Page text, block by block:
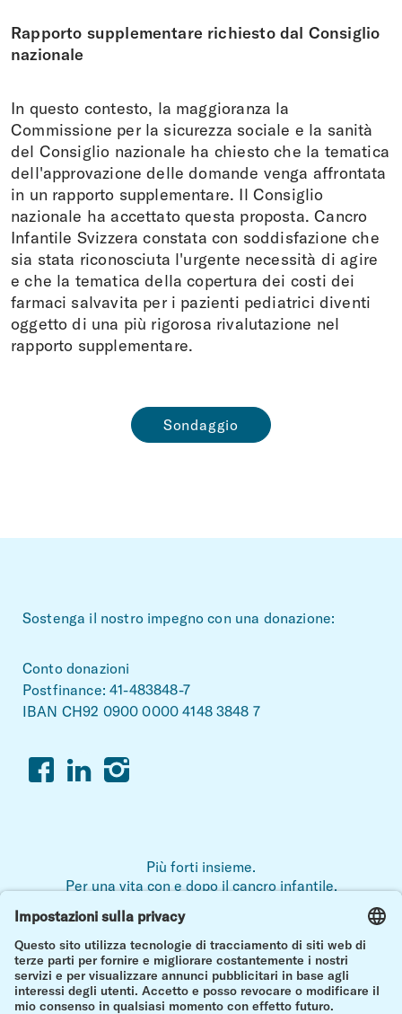
Rapporto supplementare richiesto dal Consiglio
nazionale
In questo contesto, la maggioranza la
Commissione per la sicurezza sociale e la sanità
del Consiglio nazionale ha chiesto che la tematica
dell'approvazione delle domande venga affrontata
in un rapporto supplementare. Il Consiglio
nazionale ha accettato questa proposta. Cancro
Infantile Svizzera constata con soddisfazione che
sia stata riconosciuta l'urgente necessità di agire
e che la tematica della copertura dei costi dei
farmaci salvavita per i pazienti pediatrici diventi
oggetto di una più rigorosa rivalutazione nel
rapporto supplementare.
Sondaggio
Sostenga il nostro impegno con una donazione:
Conto donazioni
Postfinance: 41-483848-7
IBAN CH92 0900 0000 4148 3848 7
FacebookLinkedinInstagram
Più forti insieme.
Per una vita con e dopo il cancro infantile.